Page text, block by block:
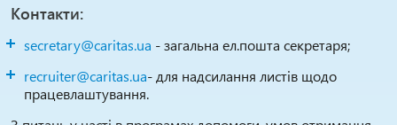
Контакти:
secretary@caritas.ua - загальна ел.пошта секретаря;
recruiter@caritas.ua- для надсилання листів щодо
працевлаштування.